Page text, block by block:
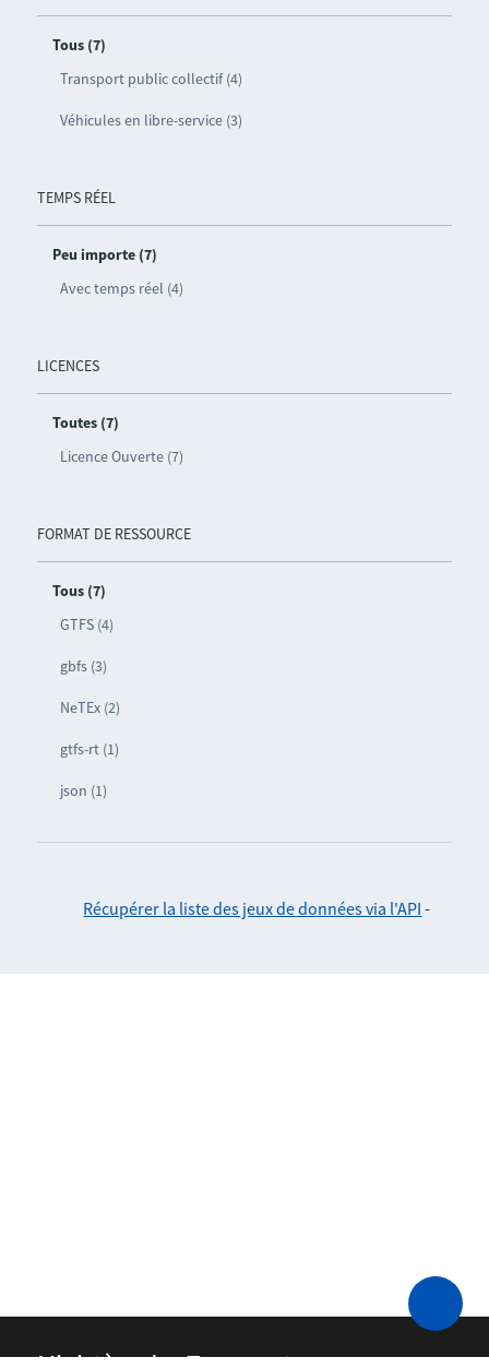
Tous (7)
Transport public collectif (4)
Véhicules en libre-service (3)
TEMPS RÉEL
Peu importe (7)
Avec temps réel (4)
LICENCES
Toutes (7)
Licence Ouverte (7)
FORMAT DE RESSOURCE
Tous (7)
GTFS (4)
gbfs (3)
NeTEx (2)
gtfs-rt (1)
json (1)
Récupérer la liste des jeux de données via l'API -